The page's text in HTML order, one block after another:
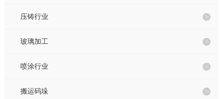
EN
压铸行业
玻璃加工
喷涂行业
搬运码垛